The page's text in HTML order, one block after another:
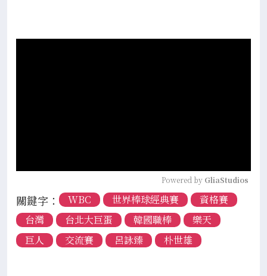
Powered by GliaStudios
關鍵字： WBC 世界棒球經典賽
資格賽
台灣
台北大巨蛋 韓國職棒
樂天
巨人
交流賽 呂詠臻 朴世雄